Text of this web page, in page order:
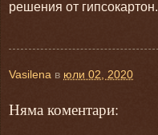
решения от гипсокартон.
Vasilena в юли 02, 2020
Няма коментари: